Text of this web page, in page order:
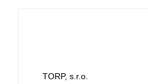
TORP, s.r.o.